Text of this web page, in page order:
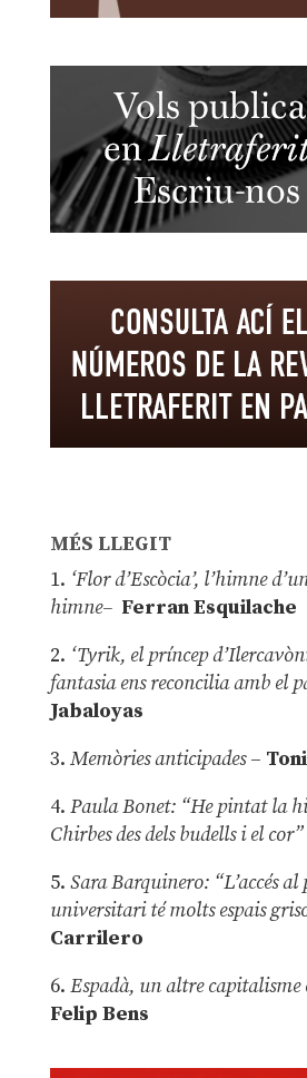
MÉS LLEGIT
1. ‘Flor d’Escòcia’, l’himne
himne– Ferran Esquilache
2. ‘Tyrik, el príncep
fantasia ens reconcilia amb el
Jabaloyas
3. Memòries anticipades–
4. Paula Bonet: “He pintat la
Chirbes des dels budells i el
5. Sara Barquinero: “L’accés al
universitari té molts espais
Carrilero
6. Espadà, un altre capitalisme
Felip Bens